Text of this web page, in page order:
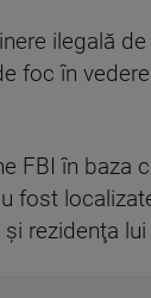
ilegală
foc în
FBI în baza
fost
rezidenţa